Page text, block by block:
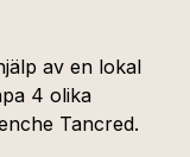
av en lokal
4 olika
Tancred.